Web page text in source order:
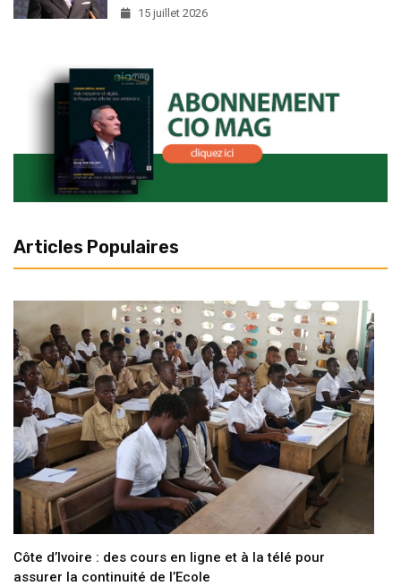
15 juillet 2026
Articles Populaires
Côte d’Ivoire : des cours en ligne et à la télé pour
assurer la continuité de l’Ecole